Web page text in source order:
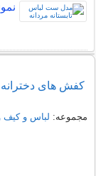
کفش های دخترانه
مجموعه: لباس و